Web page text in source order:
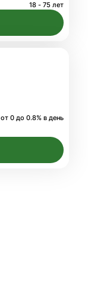
18 - 75 лет
от 0 до 0.8% в день